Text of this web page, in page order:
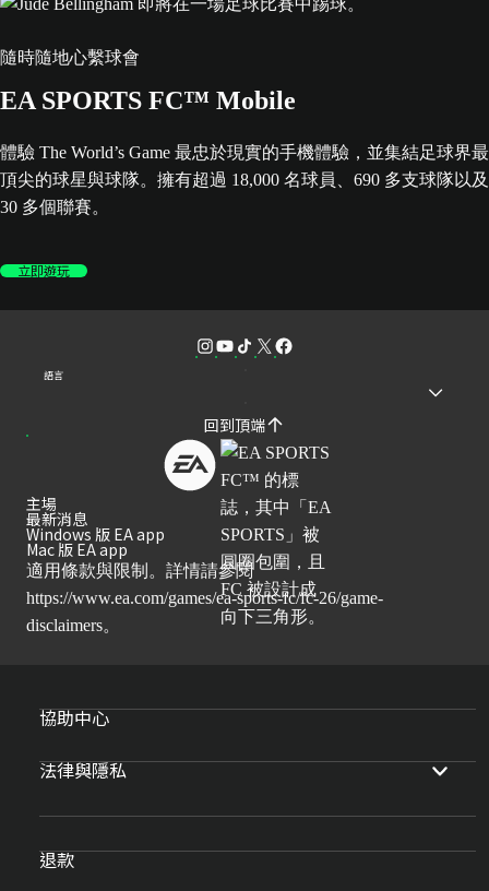
隨時隨地心繫球會
EA SPORTS FC™ Mobile
體驗 The World’s Game 最忠於現實的手機體驗，並集結足球界最
頂尖的球星與球隊。擁有超過 18,000 名球員、690 多支球隊以及
30 多個聯賽。
立即遊玩
語言
回到頂端
主場
最新消息
Windows 版 EA app
Mac 版 EA app
適用條款與限制。詳情請參閱
https://www.ea.com/games/ea-sports-fc/fc-26/game-
disclaimers。
協助中心
法律與隱私
退款